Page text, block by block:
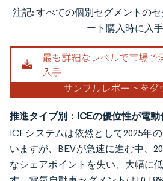
画像 © Mordor Intelligence。再利用にはCC
注記: すべての個別セグメントの
ート購入時に入
推進タイプ別：ICEの優位性が電
ICEシステムは依然として2025年
いますが、BEVが急速に進む中、
なシェアポイントを失い、大幅に